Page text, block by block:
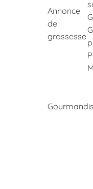
Annonce
de
grossesse